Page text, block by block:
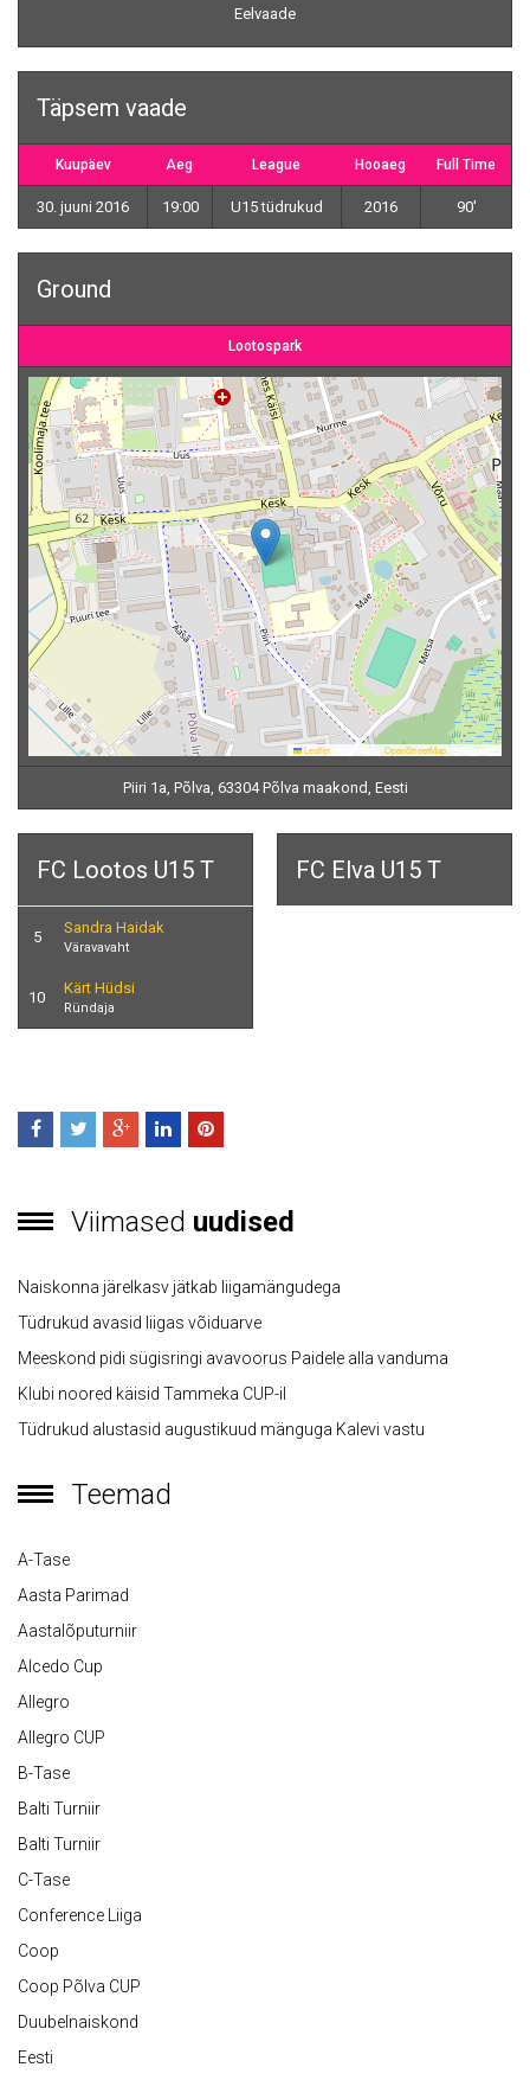
Eelvaade
Täpsem vaade
Kuupäev Aeg League Hooaeg Full Time
30. juuni 2016 19:00 U15 tüdrukud 2016 90'
Ground
Lootospark
Leaflet Map data © OpenStreetMap contributors
Piiri 1a, Põlva, 63304 Põlva maakond, Eesti
FC Lootos U15 T
5
Sandra Haidak
Väravavaht
10
Kärt Hüdsi
Ründaja
FC Elva U15 T
Viimased uudised
Naiskonna järelkasv jätkab liigamängudega
Tüdrukud avasid liigas võiduarve
Meeskond pidi sügisringi avavoorus Paidele alla vanduma
Klubi noored käisid Tammeka CUP-il
Tüdrukud alustasid augustikuud mänguga Kalevi vastu
Teemad
A-Tase
Aasta Parimad
Aastalõputurniir
Alcedo Cup
Allegro
Allegro CUP
B-Tase
Balti Turniir
Balti Turniir
C-Tase
Conference Liiga
Coop
Coop Põlva CUP
Duubelnaiskond
Eesti